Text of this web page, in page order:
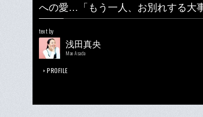
への愛…「もう一人、お別れする大
text by
浅田真央
Mao Asada
PROFILE